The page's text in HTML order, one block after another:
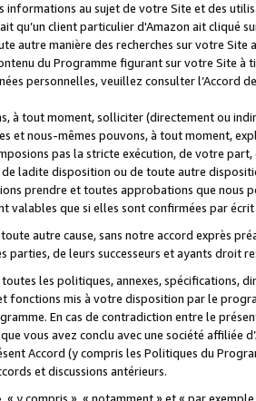
au sujet de votre Site et des
qu’un client particulier d'Amazon ait cliqué
autre manière des recherches sur votre
du Programme figurant sur votre Site à
personnelles, veuillez consulter l’Accord
à tout moment, solliciter (directement ou
et nous-mêmes pouvons, à tout moment,
pas la stricte exécution, de votre
ladite disposition ou de toute autre
prendre et toutes approbations que nous
valables que si elles sont confirmées par
autre cause, sans notre accord exprès
de leurs successeurs et ayants droit
les politiques, annexes, spécifications,
mis à votre disposition par le
En cas de contradiction entre le
vous avez conclu avec une société affiliée
Accord (y compris les Politiques du
et discussions antérieurs.